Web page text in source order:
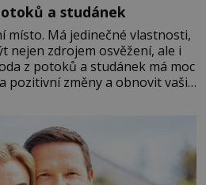
a studánek
místo. Má jedinečné vlastnosti,
nejen zdrojem osvěžení, ale i
z potoků a studánek má moc
pozitivní změny a obnovit vaši
a přinést do svého života